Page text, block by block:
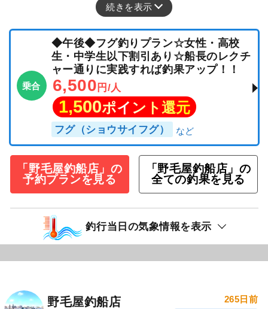
続きを表示
乗合
◆午後◆フグ釣りプラン☆女性・高校
生・中学生以下割引あり☆船長のレクチ
ャー通りに実践すれば釣果アップ！！
6,500 円/人
1,500ポイント還元
フグ（ショウサイフグ）
「野毛屋釣船店」の
予約プランを見る
「野毛屋釣船店」の
全ての釣果を見る
釣行当日の気象情報を表示
野毛屋釣船店 265日前